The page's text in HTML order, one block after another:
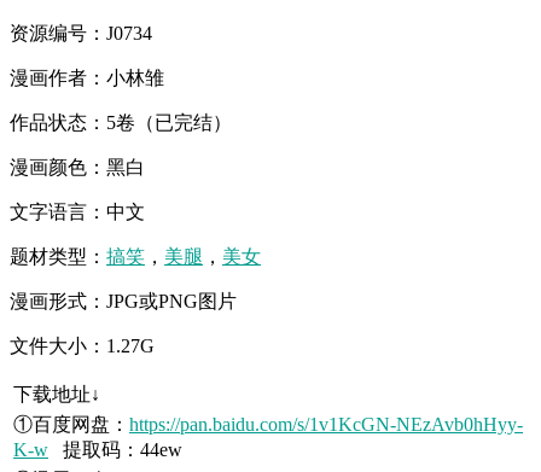
资源编号：J0734
漫画作者：小林雏
作品状态：5卷（已完结）
漫画颜色：黑白
文字语言：中文
题材类型： 搞笑 ， 美腿 ， 美女
漫画形式：JPG或PNG图片
文件大小：1.27G
下载地址↓
①百度网盘： https://pan.baidu.com/s/1v1KcGN-NEzAvb0hHyy-
K-w 提取码：44ew